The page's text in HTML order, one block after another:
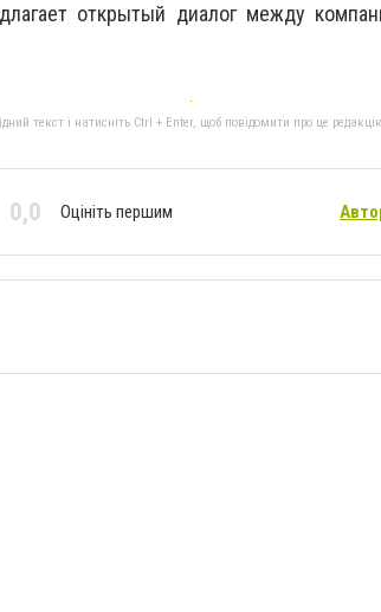
открытый диалог между
текст і натисніть Ctrl + Enter, щоб повідомити про це
0,0 Оцініть першим